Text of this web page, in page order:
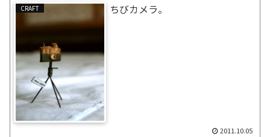
CRAFT ちびカメラ。
2011.10.05